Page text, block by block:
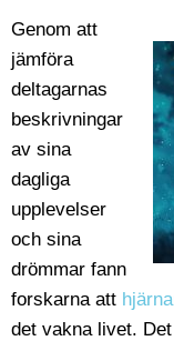
Genom att
jämföra
deltagarnas
beskrivningar
av sina
dagliga
upplevelser
och sina
drömmar fann
forskarna att
det vakna livet.